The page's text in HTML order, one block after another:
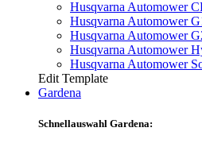
Husqvarna Automower
Husqvarna Automower
Husqvarna Automower
Husqvarna Automower
Husqvarna Automower
Edit Template
Gardena
Schnellauswahl Gardena: